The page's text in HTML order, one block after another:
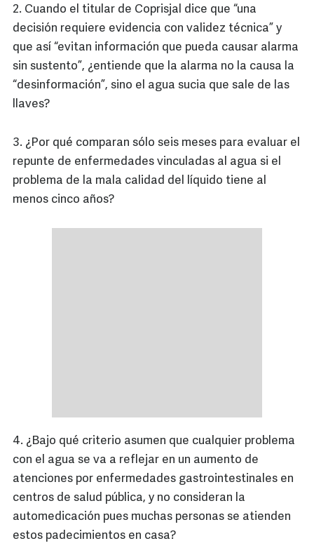
2. Cuando el titular de Coprisjal dice que “una
decisión requiere evidencia con validez técnica” y
que así “evitan información que pueda causar alarma
sin sustento”, ¿entiende que la alarma no la causa la
“desinformación”, sino el agua sucia que sale de las
llaves?
3. ¿Por qué comparan sólo seis meses para evaluar el
repunte de enfermedades vinculadas al agua si el
problema de la mala calidad del líquido tiene al
menos cinco años?
4. ¿Bajo qué criterio asumen que cualquier problema
con el agua se va a reflejar en un aumento de
atenciones por enfermedades gastrointestinales en
centros de salud pública, y no consideran la
automedicación pues muchas personas se atienden
estos padecimientos en casa?